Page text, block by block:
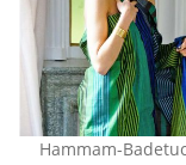
Hammam-